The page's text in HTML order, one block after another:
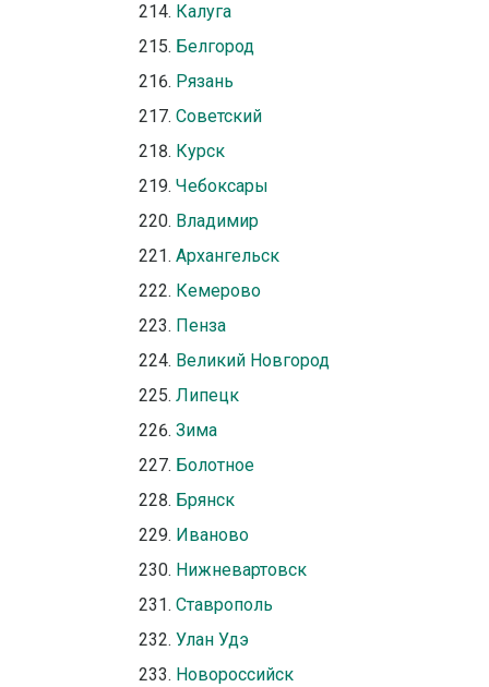
Калуга
Белгород
Рязань
Советский
Курск
Чебоксары
Владимир
Архангельск
Кемерово
Пенза
Великий Новгород
Липецк
Зима
Болотное
Брянск
Иваново
Нижневартовск
Ставрополь
Улан Удэ
Новороссийск